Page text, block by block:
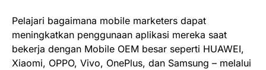
Pelajari bagaimana mobile marketers dapat
meningkatkan penggunaan aplikasi mereka saat
bekerja dengan Mobile OEM besar seperti HUAWEI,
Xiaomi, OPPO, Vivo, OnePlus, dan Samsung – melalui